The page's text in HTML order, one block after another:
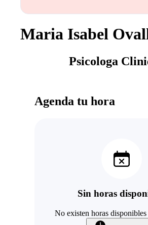
Maria Isabel
Psicologa
Agenda tu hora
Sin horas
No existen horas disponibles